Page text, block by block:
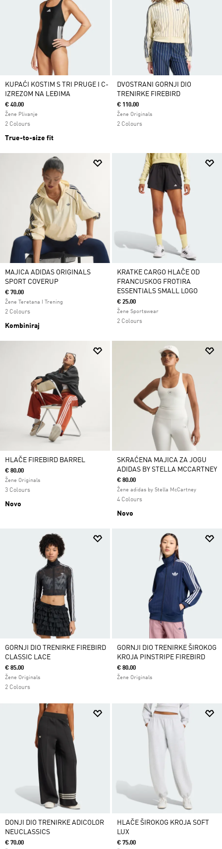
KUPAĆI KOSTIM S TRI PRUGE I C-
IZREZOM NA LEĐIMA
€ 40.00
Žene Plivanje
2 Colours
True-to-size fit
DVOSTRANI GORNJI DIO
TRENIRKE FIREBIRD
€ 110.00
Žene Originals
2 Colours
MAJICA ADIDAS ORIGINALS
SPORT COVERUP
€ 70.00
Žene Teretana I Trening
2 Colours
Kombiniraj
KRATKE CARGO HLAČE OD
FRANCUSKOG FROTIRA
ESSENTIALS SMALL LOGO
€ 25.00
Žene Sportswear
2 Colours
HLAČE FIREBIRD BARREL
€ 80.00
Žene Originals
3 Colours
Novo
SKRAĆENA MAJICA ZA JOGU
ADIDAS BY STELLA MCCARTNEY
€ 80.00
Žene adidas by Stella McCartney
4 Colours
Novo
GORNJI DIO TRENIRKE FIREBIRD
CLASSIC LACE
€ 85.00
Žene Originals
2 Colours
GORNJI DIO TRENIRKE ŠIROKOG
KROJA PINSTRIPE FIREBIRD
€ 80.00
Žene Originals
DONJI DIO TRENIRKE ADICOLOR
NEUCLASSICS
€ 70.00
HLAČE ŠIROKOG KROJA SOFT
LUX
€ 75.00